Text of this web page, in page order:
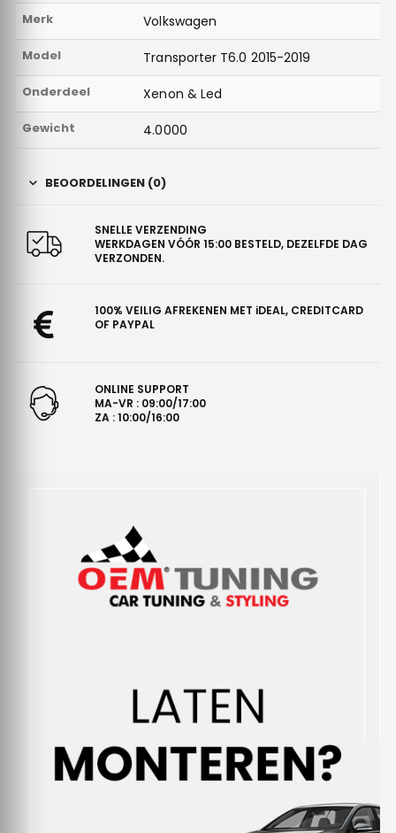
Merk Volkswagen
Model Transporter T6.0 2015-2019
Onderdeel Xenon & Led
Gewicht 4.0000
BEOORDELINGEN (0)
SNELLE VERZENDING
WERKDAGEN VÓÓR 15:00 BESTELD, DEZELFDE DAG
VERZONDEN.
100% VEILIG AFREKENEN MET iDEAL, CREDITCARD
OF PAYPAL
ONLINE SUPPORT
MA-VR : 09:00/17:00
ZA : 10:00/16:00